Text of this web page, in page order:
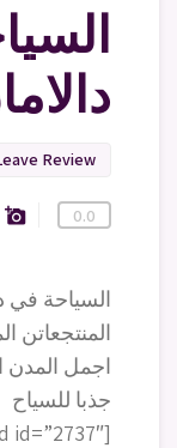
Review
0.0
add_a_photo
السياحة في
المنتجعاتن
اجمل المدن
جذبا للسياح
[the_ad id=”2737″]